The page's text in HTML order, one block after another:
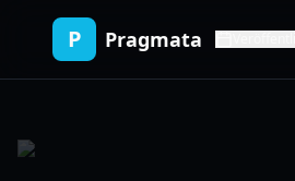
P Pragmata